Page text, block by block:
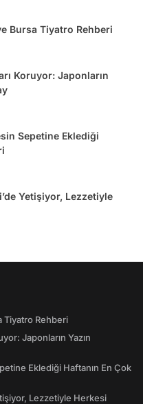
Bursa Tiyatro Rehberi
Koruyor: Japonların
Sepetine Eklediği
Yetişiyor, Lezzetiyle
Tiyatro Rehberi
Japonların Yazın
Eklediği Haftanın En Çok
Lezzetiyle Herkesi